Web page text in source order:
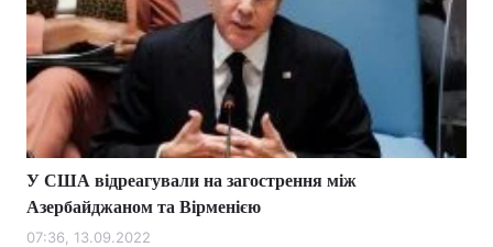
У США відреагували на загострення між
Азербайджаном та Вірменією
07:36, 13.09.2022